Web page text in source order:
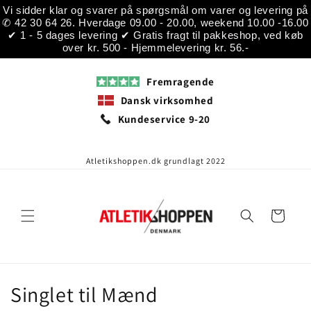
Vi sidder klar og svarer på spørgsmål om varer og levering på
✆ 42 30 64 26. Hverdage 09.00 - 20.00, weekend 10.00 -16.00
✔ 1 - 5 dages levering ✔ Gratis fragt til pakkeshop, ved køb
over kr. 500 - Hjemmelevering kr. 56.-
Gå til
indhold
Fremragende
Dansk virksomhed
Kundeservice 9-20
Atletikshoppen.dk grundlagt 2022
Indkøbskurv
K
Singlet til Mænd